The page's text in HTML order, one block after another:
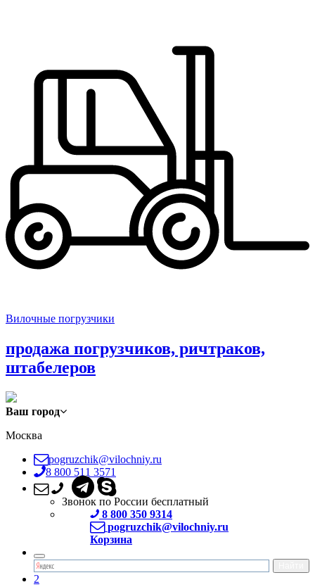
Вилочные погрузчики
продажа погрузчиков, ричтраков,
штабелеров
Ваш город
Москва
pogruzchik@vilochniy.ru
8 800 511 3571
Звонок по России бесплатный
8 800 350 9314
pogruzchik@vilochniy.ru
Корзина
2